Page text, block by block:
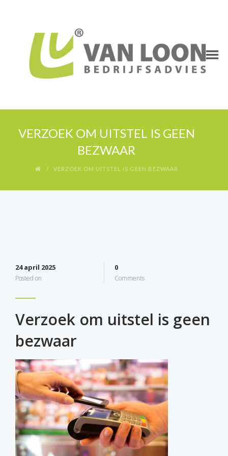
VERZOEK OM UITSTEL IS GEEN
BEZWAAR
VERZOEK OM UITSTEL IS GEEN BEZWAAR
24 april 2025
Posted on
0
Comments
Verzoek om uitstel is geen
bezwaar